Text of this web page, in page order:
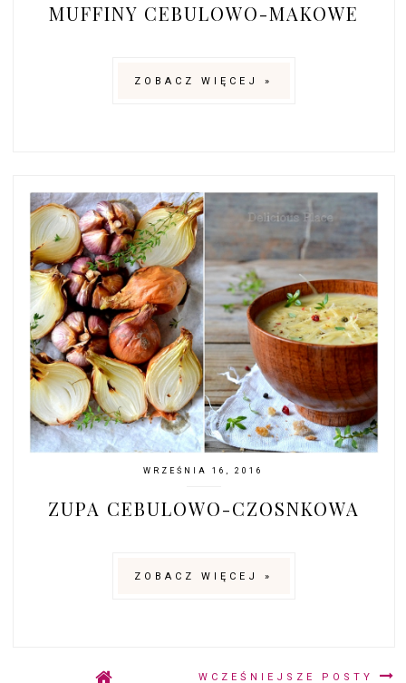
MUFFINY CEBULOWO-MAKOWE
ZOBACZ WIĘCEJ »
WRZEŚNIA 16, 2016
ZUPA CEBULOWO-CZOSNKOWA
ZOBACZ WIĘCEJ »
WCZEŚNIEJSZE POSTY